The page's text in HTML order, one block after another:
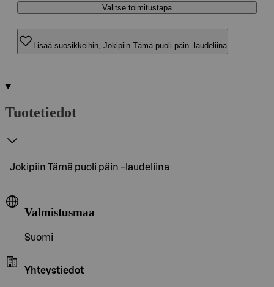
Valitse toimitustapa
Lisää suosikkeihin, Jokipiin Tämä puoli päin -laudeliina
Tuotetiedot
Jokipiin Tämä puoli päin -laudeliina
Valmistusmaa
Suomi
Yhteystiedot